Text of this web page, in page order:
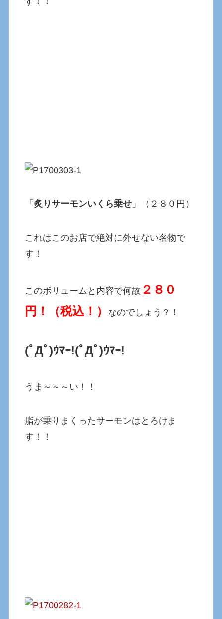
「炙りサーモンいくら乗せ 」（２８０円）
これはこのお店で絶対に外せない名物で
す！
このボリュームと内容で何故 ２８０
円！（税込！） なのでしょう？！
(ﾟДﾟ)ｳﾏｰ!(ﾟДﾟ)ｳﾏｰ!
うま～～～い！！
脂が乗りまくったサーモンはとろけま
す！！